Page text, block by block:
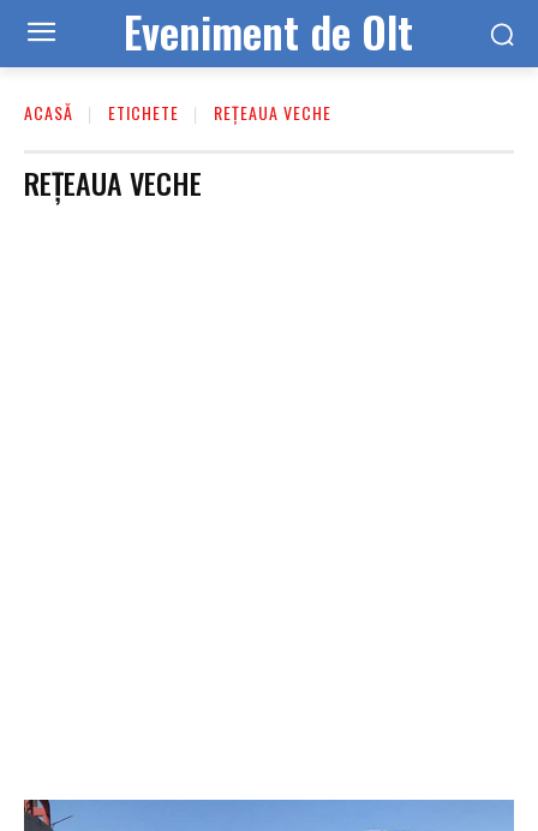
Eveniment de Olt
ACASĂ ETICHETE REȚEAUA VECHE
REȚEAUA VECHE